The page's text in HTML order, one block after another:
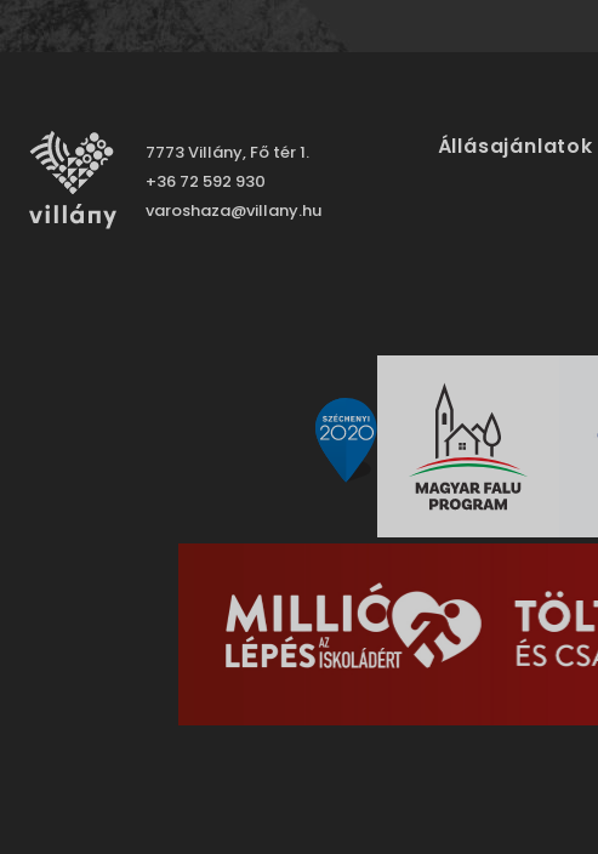
7773 Villány, Fő tér 1.
+36 72 592 930
varoshaza@villany.hu
Állásajánlatok